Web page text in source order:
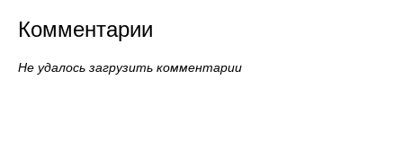
Комментарии
Не удалось загрузить комментарии